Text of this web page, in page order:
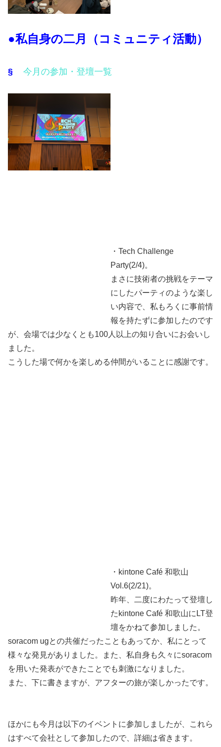
●私自身の二月（コミュニティ活動）
§ 今月の参加・登壇一覧
・Tech Challenge
Party(2/4)。
まさに技術者の挑戦をテーマ
にしたパーティのような楽し
い内容で、私もろくに事前情
報を持たずに参加したのです
が、会場では少なくとも100人以上の知り合いにお会いし
ました。
こうした場で何かを楽しめる仲間がいることに感謝です。
・kintone Café 和歌山
Vol.6(2/21)。
昨年、二度にわたって登壇し
たkintone Café 和歌山にLT登
壇をかねて参加しました。
soracom ugとの共催だったこともあってか、私にとって
様々な発見がありました。また、私自身も久々にsoracom
を用いた発表ができたことでも刺激になりました。
また、下に書きますが、アフターの旅が楽しかったです。
ほかにも今月は以下のイベントに参加しましたが、これら
はすべて会社として参加したので、詳細は省きます。